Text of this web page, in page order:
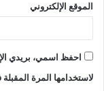
الموقع الإلكتروني
احفظ اسمي، بريدي
لاستخدامها المرة